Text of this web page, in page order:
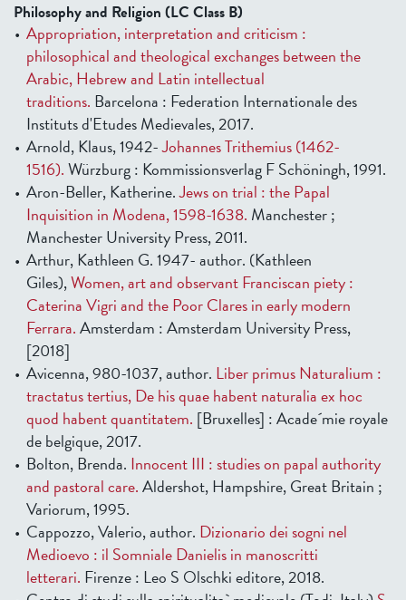
Philosophy and Religion (LC Class B)
Appropriation, interpretation and criticism :
philosophical and theological exchanges between the
Arabic, Hebrew and Latin intellectual
traditions. Barcelona : Federation Internationale des
Instituts d'Etudes Medievales, 2017.
Arnold, Klaus, 1942-Johannes Trithemius (1462-
1516).Würzburg : Kommissionsverlag F Schöningh, 1991.
Aron-Beller, Katherine.Jews on trial : the Papal
Inquisition in Modena, 1598-1638. Manchester ;
Manchester University Press, 2011.
Arthur, Kathleen G. 1947- author. (Kathleen
Giles),Women, art and observant Franciscan piety :
Caterina Vigri and the Poor Clares in early modern
Ferrara.Amsterdam : Amsterdam University Press,
[2018]
Avicenna, 980-1037, author. Liber primus Naturalium :
tractatus tertius, De his quae habent naturalia ex hoc
quod habent quantitatem. [Bruxelles] : Acade´mie royale
de belgique, 2017.
Bolton, Brenda. Innocent III : studies on papal authority
and pastoral care.Aldershot, Hampshire, Great Britain ;
Variorum, 1995.
Cappozzo, Valerio, author. Dizionario dei sogni nel
Medioevo : il Somniale Danielis in manoscritti
letterari. Firenze : Leo S Olschki editore, 2018.